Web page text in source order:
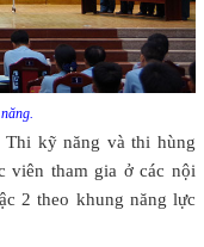
kỹ năng và thi hùng
viên tham gia ở các nội
2 theo khung năng lực